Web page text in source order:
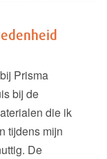
Prisma
bij de
die ik
tijdens mijn
De